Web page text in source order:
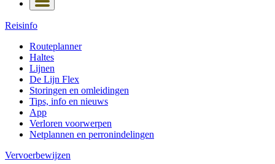
Reisinfo
Routeplanner
Haltes
Lijnen
De Lijn Flex
Storingen en omleidingen
Tips, info en nieuws
App
Verloren voorwerpen
Netplannen en perronindelingen
Vervoerbewijzen